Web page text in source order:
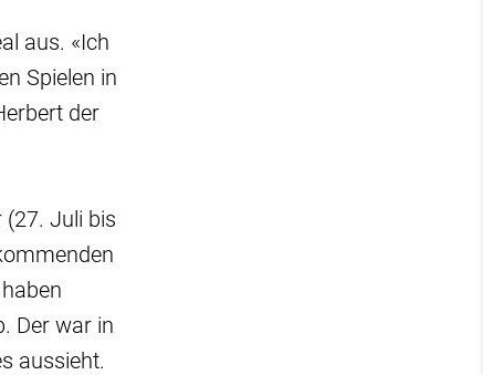
aus. «Ich
Spielen in
der
Juli bis
Der war in
aussieht.